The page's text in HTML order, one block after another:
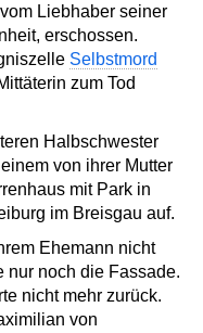
Liebhaber seiner
erschossen.
Selbstmord
zum Tod
Halbschwester
von ihrer Mutter
mit Park in
im Breisgau auf.
Ehemann nicht
nur noch die Fassade.
nicht mehr zurück.
von